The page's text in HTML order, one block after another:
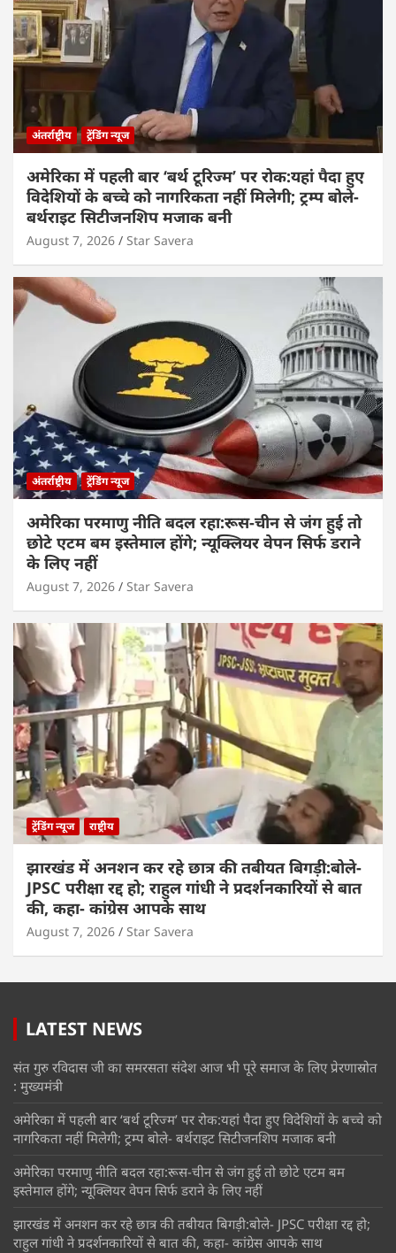
अंतर्राष्ट्रीय ट्रेंडिंग न्यूज
अमेरिका में पहली बार ‘बर्थ टूरिज्म’ पर रोक:यहां पैदा हुए
विदेशियों के बच्चे को नागरिकता नहीं मिलेगी; ट्रम्प बोले-
बर्थराइट सिटीजनशिप मजाक बनी
August 7, 2026 Star Savera
अंतर्राष्ट्रीय ट्रेंडिंग न्यूज
अमेरिका परमाणु नीति बदल रहा:रूस-चीन से जंग हुई तो
छोटे एटम बम इस्तेमाल होंगे; न्यूक्लियर वेपन सिर्फ डराने
के लिए नहीं
August 7, 2026 Star Savera
ट्रेंडिंग न्यूज राष्ट्रीय
झारखंड में अनशन कर रहे छात्र की तबीयत बिगड़ी:बोले-
JPSC परीक्षा रद्द हो; राहुल गांधी ने प्रदर्शनकारियों से बात
की, कहा- कांग्रेस आपके साथ
August 7, 2026 Star Savera
LATEST NEWS
संत गुरु रविदास जी का समरसता संदेश आज भी पूरे समाज के लिए प्रेरणास्रोत
: मुख्यमंत्री
अमेरिका में पहली बार ‘बर्थ टूरिज्म’ पर रोक:यहां पैदा हुए विदेशियों के बच्चे को
नागरिकता नहीं मिलेगी; ट्रम्प बोले- बर्थराइट सिटीजनशिप मजाक बनी
अमेरिका परमाणु नीति बदल रहा:रूस-चीन से जंग हुई तो छोटे एटम बम
इस्तेमाल होंगे; न्यूक्लियर वेपन सिर्फ डराने के लिए नहीं
झारखंड में अनशन कर रहे छात्र की तबीयत बिगड़ी:बोले- JPSC परीक्षा रद्द हो;
राहुल गांधी ने प्रदर्शनकारियों से बात की, कहा- कांग्रेस आपके साथ